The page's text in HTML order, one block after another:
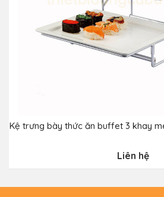
Kệ trưng bày thức ăn buffet 3 khay
Liên hệ